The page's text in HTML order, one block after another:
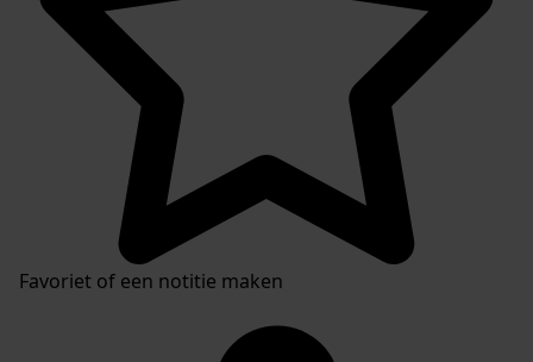
Favoriet of een notitie maken